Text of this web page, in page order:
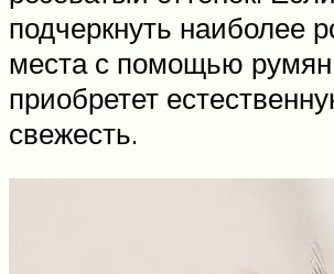
подчеркнуть наиболее
места с помощью
приобретет
свежесть.